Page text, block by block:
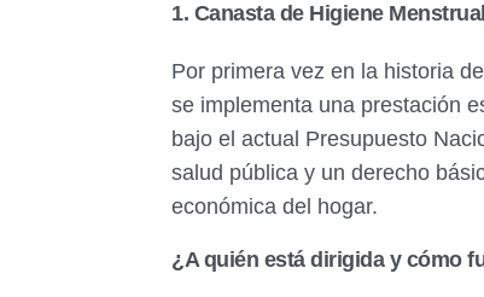
1. Canasta de Higiene
Por primera vez en la historia
se implementa una prestación
bajo el actual Presupuesto
salud pública y un derecho
económica del hogar.
¿A quién está dirigida y cómo